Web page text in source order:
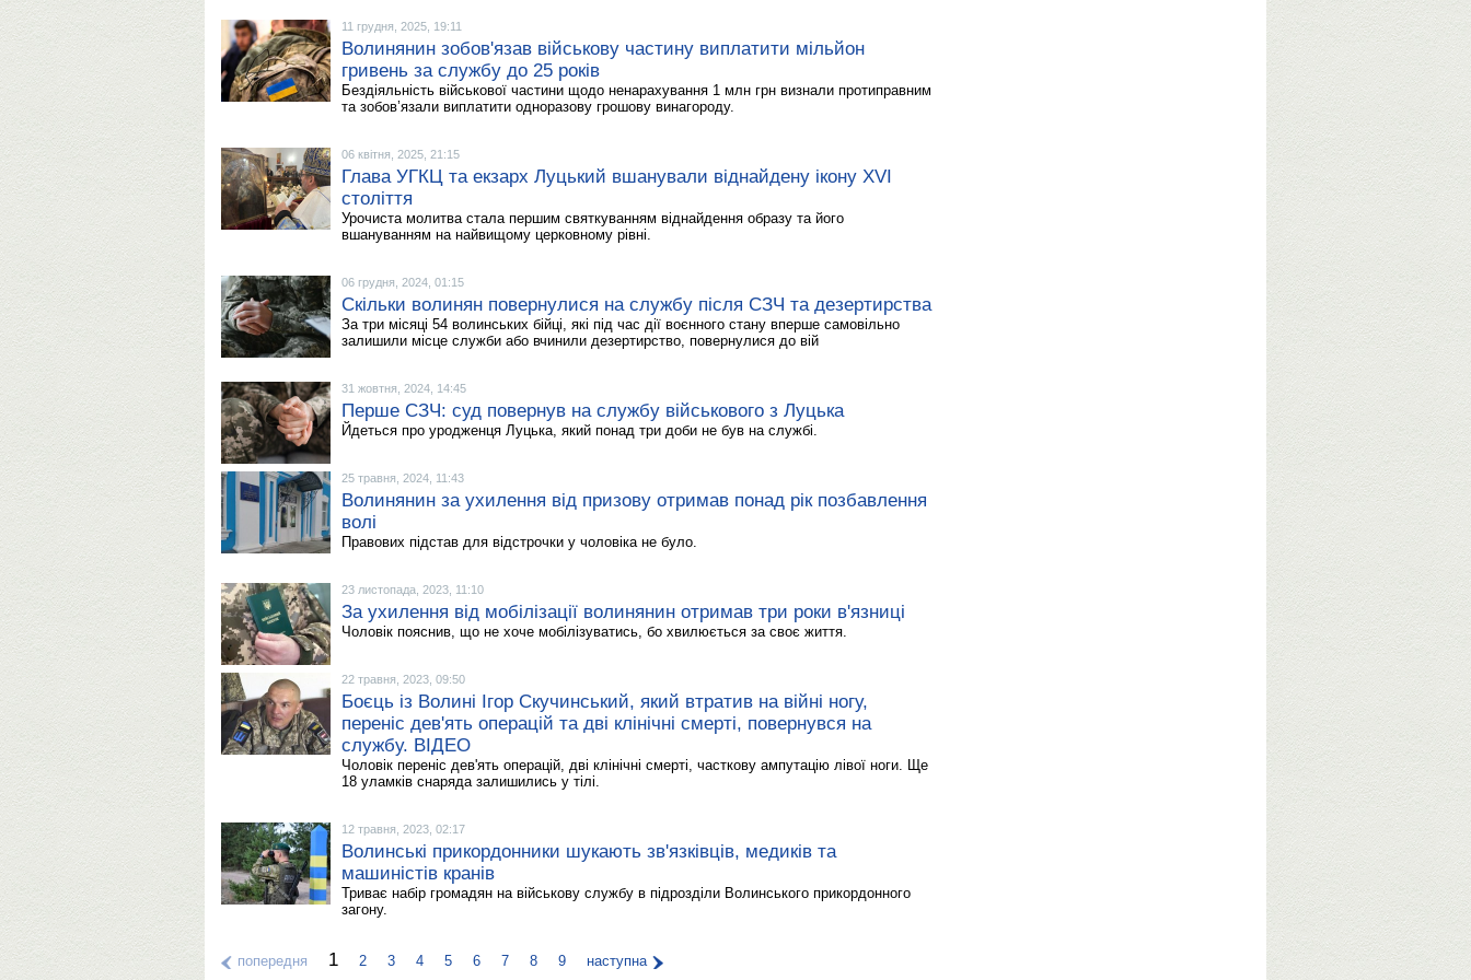
11 грудня, 2025, 19:11
Волинянин зобов'язав військову частину виплатити мільйон
гривень за службу до 25 років
Бездіяльність військової частини щодо ненарахування 1 млн грн визнали протиправним
та зобов’язали виплатити одноразову грошову винагороду.
06 квітня, 2025, 21:15
Глава УГКЦ та екзарх Луцький вшанували віднайдену ікону XVI
століття
Урочиста молитва стала першим святкуванням віднайдення образу та його
вшануванням на найвищому церковному рівні.
06 грудня, 2024, 01:15
Скільки волинян повернулися на службу після СЗЧ та дезертирства
За три місяці 54 волинських бійці, які під час дії воєнного стану вперше самовільно
залишили місце служби або вчинили дезертирство, повернулися до вій
31 жовтня, 2024, 14:45
Перше СЗЧ: суд повернув на службу військового з Луцька
Йдеться про уродженця Луцька, який понад три доби не був на службі.
25 травня, 2024, 11:43
Волинянин за ухилення від призову отримав понад рік позбавлення
волі
Правових підстав для відстрочки у чоловіка не було.
23 листопада, 2023, 11:10
За ухилення від мобілізації волинянин отримав три роки в'язниці
Чоловік пояснив, що не хоче мобілізуватись, бо хвилюється за своє життя.
22 травня, 2023, 09:50
Боєць із Волині Ігор Скучинський, який втратив на війні ногу,
переніс дев'ять операцій та дві клінічні смерті, повернувся на
службу. ВІДЕО
Чоловік переніс дев'ять операцій, дві клінічні смерті, часткову ампутацію лівої ноги. Ще
18 уламків снаряда залишились у тілі.
12 травня, 2023, 02:17
Волинські прикордонники шукають зв'язківців, медиків та
машиністів кранів
Триває набір громадян на військову службу в підрозділи Волинського прикордонного
загону.
попередня 1 2 3 4 5 6 7 8 9 наступна